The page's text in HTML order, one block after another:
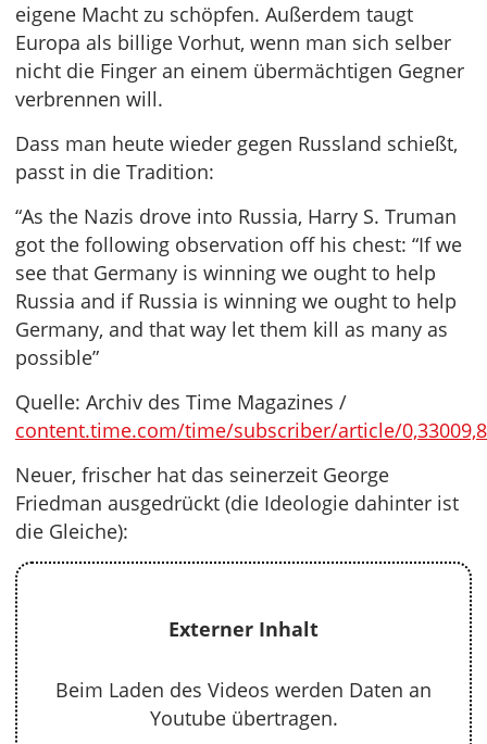
eigene Macht zu schöpfen. Außerdem taugt
Europa als billige Vorhut, wenn man sich selber
nicht die Finger an einem übermächtigen Gegner
verbrennen will.
Dass man heute wieder gegen Russland schießt,
passt in die Tradition:
“As the Nazis drove into Russia, Harry S. Truman
got the following observation off his chest: “If we
see that Germany is winning we ought to help
Russia and if Russia is winning we ought to help
Germany, and that way let them kill as many as
possible”
Quelle: Archiv des Time Magazines /
content.time.com/time/subscriber/article/
Neuer, frischer hat das seinerzeit George
Friedman ausgedrückt (die Ideologie dahinter ist
die Gleiche):
Externer Inhalt
Beim Laden des Videos werden Daten an
Youtube übertragen.